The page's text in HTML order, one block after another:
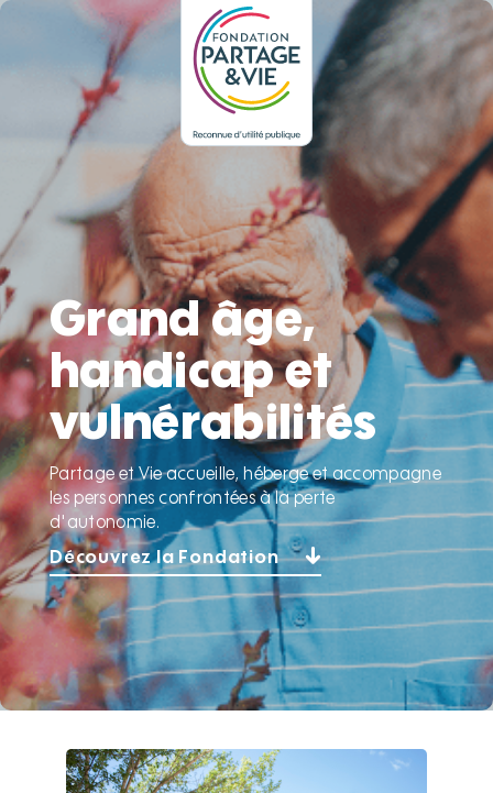
Grand âge,
handicap et
vulnérabilités
Partage et Vie accueille, héberge et accompagne
les personnes confrontées à la perte
d'autonomie.
Découvrez la Fondation
Panneau de gestion des cookies